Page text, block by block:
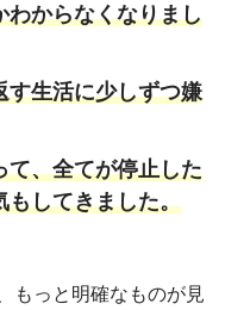
わからなくなりまし
す生活に少しずつ嫌
て、全てが停止した
もしてきました。
もっと明確なものが見